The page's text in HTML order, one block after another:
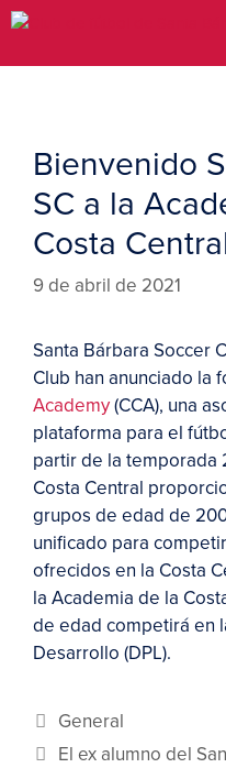
Bienvenido
SC a la
Costa
9 de abril de 2021
Santa Bárbara Soccer
Club han anunciado la
Academy(CCA), una
plataforma para el
partir de la temporada
Costa Central
grupos de edad de
unificado para
ofrecidos en la Costa
la Academia de la
de edad competirá en
Desarrollo (DPL).
General
El ex alumno del